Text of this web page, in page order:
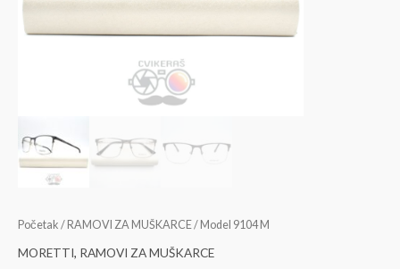
Početak / RAMOVI ZA MUŠKARCE/ Model 9104 M
MORETTI, RAMOVI ZA MUŠKARCE